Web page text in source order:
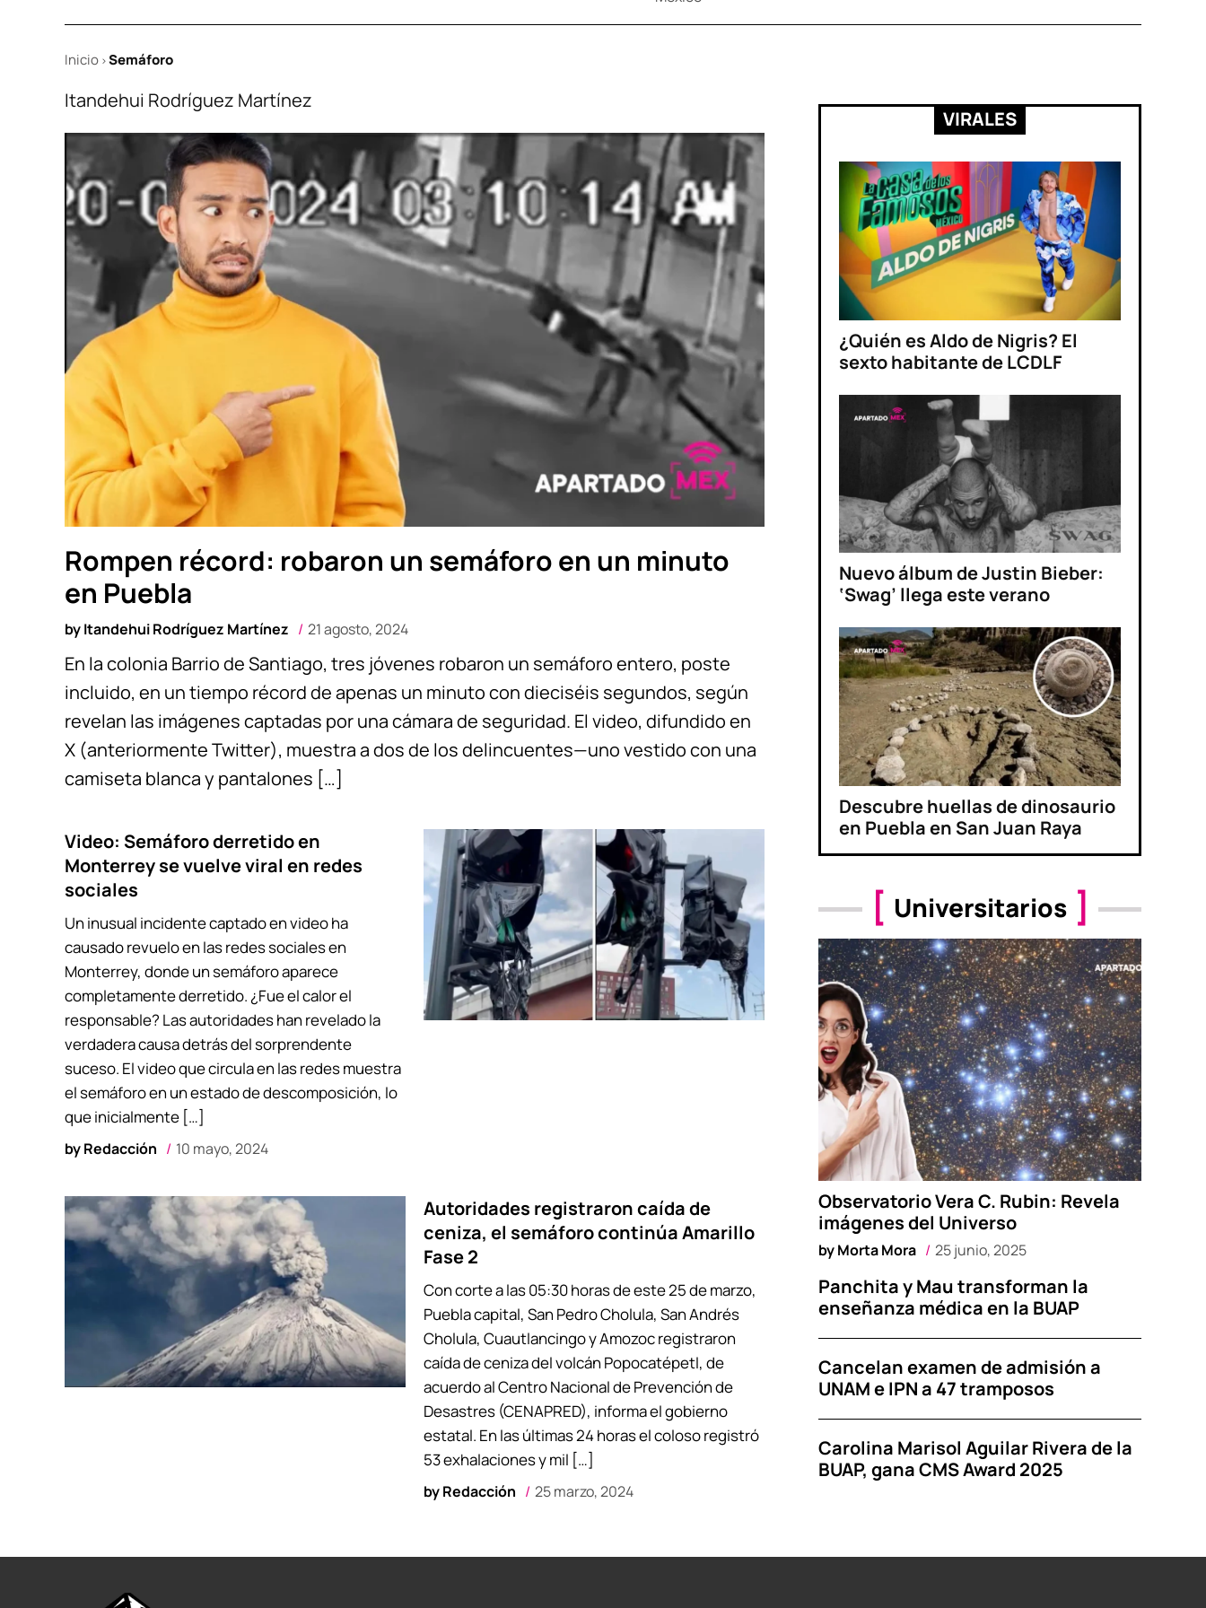
Inicio >Semáforo
Itandehui Rodríguez Martínez
Rompen récord: robaron un semáforo en un minuto
en Puebla
byItandehui Rodríguez Martínez 21 agosto, 2024
En la colonia Barrio de Santiago, tres jóvenes robaron un semáforo entero, poste
incluido, en un tiempo récord de apenas un minuto con dieciséis segundos, según
revelan las imágenes captadas por una cámara de seguridad. El video, difundido en
X (anteriormente Twitter), muestra a dos de los delincuentes—uno vestido con una
camiseta blanca y pantalones […]
Video: Semáforo derretido en
Monterrey se vuelve viral en redes
sociales
byRedacción 10 mayo, 2024
Un inusual incidente captado en video ha
causado revuelo en las redes sociales en
Monterrey, donde un semáforo aparece
completamente derretido. ¿Fue el calor el
responsable? Las autoridades han revelado la
verdadera causa detrás del sorprendente
suceso. El video que circula en las redes muestra
el semáforo en un estado de descomposición, lo
que inicialmente […]
Autoridades registraron caída de
ceniza, el semáforo continúa Amarillo
Fase 2
byRedacción 25 marzo, 2024
Con corte a las 05:30 horas de este 25 de marzo,
Puebla capital, San Pedro Cholula, San Andrés
Cholula, Cuautlancingo y Amozoc registraron
caída de ceniza del volcán Popocatépetl, de
acuerdo al Centro Nacional de Prevención de
Desastres (CENAPRED), informa el gobierno
estatal. En las últimas 24 horas el coloso registró
53 exhalaciones y mil […]
VIRALES
¿Quién es Aldo de Nigris? El
sexto habitante de LCDLF
Nuevo álbum de Justin Bieber:
‘Swag’ llega este verano
Descubre huellas de dinosaurio
en Puebla en San Juan Raya
Universitarios
Observatorio Vera C. Rubin: Revela
imágenes del Universo
byMorta Mora 25 junio, 2025
Panchita y Mau transforman la
enseñanza médica en la BUAP
Cancelan examen de admisión a
UNAM e IPN a 47 tramposos
Carolina Marisol Aguilar Rivera de la
BUAP, gana CMS Award 2025